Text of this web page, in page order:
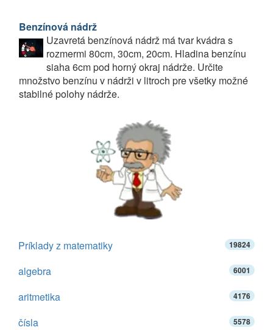
Benzínová nádrž
Uzavretá benzínová nádrž má tvar kvádra s
rozmermi 80cm, 30cm, 20cm. Hladina benzínu
siaha 6cm pod horný okraj nádrže. Určite
množstvo benzínu v nádrži v litroch pre všetky možné
stabilné polohy nádrže.
Príklady z matematiky 19824
algebra 6001
aritmetika 4176
čísla 5578